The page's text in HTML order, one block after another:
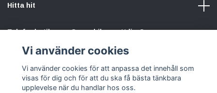
Hitta hit
Telefonbutik.se – Ge mobilen nytt liv. Spara pengar.
Sociala medier
Vi använder cookies
Vi använder cookies för att anpassa det innehåll som
visas för dig och för att du ska få bästa tänkbara
upplevelse när du handlar hos oss.